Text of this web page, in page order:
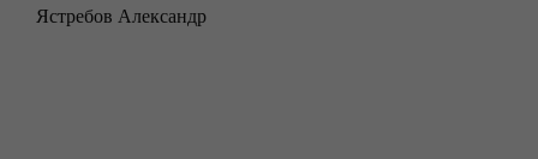
Ястребов Александр